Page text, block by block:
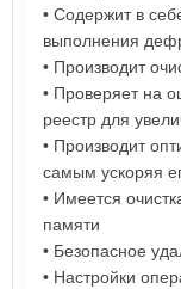
• Содержит в
выполнения
• Производит
• Проверяет на
реестр для
• Производит
самым ускоряя
• Имеется
памяти
• Безопасное
• Настройки